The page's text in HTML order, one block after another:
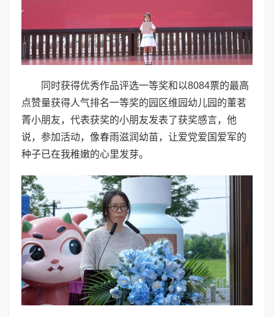
同时获得优秀作品评选一等奖和以8084票的最高
点赞量获得人气排名一等奖的园区维园幼儿园的董茗
菁小朋友，代表获奖的小朋友发表了获奖感言，他
说，参加活动，像春雨滋润幼苗，让爱党爱国爱军的
种子已在我稚嫩的心里发芽。